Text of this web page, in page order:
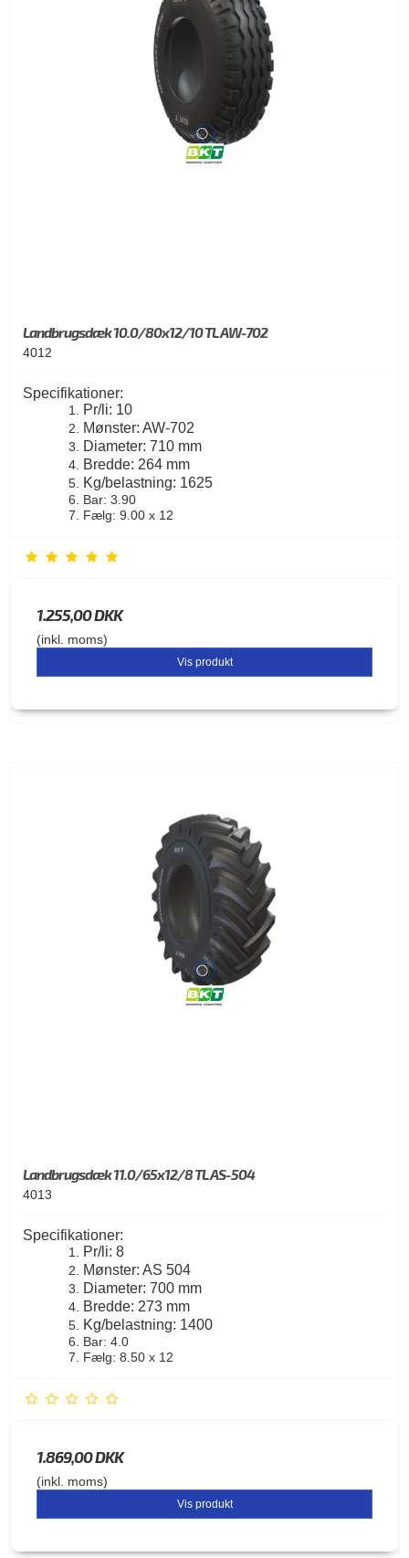
Landbrugsdæk 10.0/80x12/10 TL AW-702
4012
Specifikationer:
Pr/li: 10
Mønster: AW-702
Diameter: 710 mm
Bredde: 264 mm
Kg/belastning: 1625
Bar: 3.90
Fælg: 9.00 x 12
1.255,00 DKK
(inkl. moms)
Vis produkt
Landbrugsdæk 11.0/65x12/8 TL AS-504
4013
Specifikationer:
Pr/li: 8
Mønster: AS 504
Diameter: 700 mm
Bredde: 273 mm
Kg/belastning: 1400
Bar: 4.0
Fælg: 8.50 x 12
1.869,00 DKK
(inkl. moms)
Vis produkt